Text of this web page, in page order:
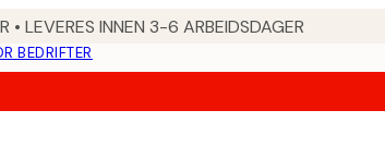
• LEVERES INNEN 3-6 ARBEIDSDAGER
BEDRIFTER